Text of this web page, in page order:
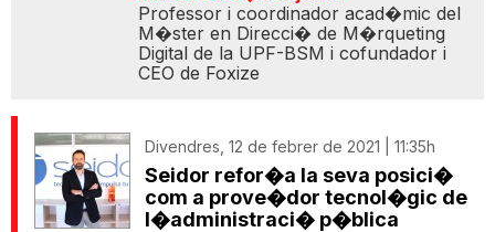
Professor i coordinador acad�mic del
M�ster en Direcci� de M�rqueting
Digital de la UPF-BSM i cofundador i
CEO de Foxize
Divendres, 12 de febrer de 2021 | 11:35h
Seidor refor�a la seva posici�
com a prove�dor tecnol�gic de
l�administraci� p�blica